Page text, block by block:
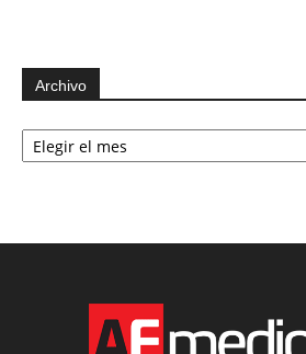
Archivo
Archivo